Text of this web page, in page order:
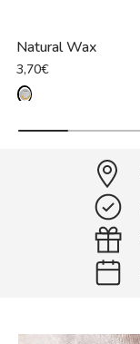
Natural Wax
3,70€